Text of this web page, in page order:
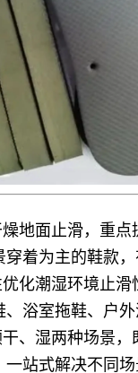
燥地面止滑，重
着为主的鞋款，
优化潮湿环境止
浴室拖鞋、户
干、湿两种场景
站式解决不同